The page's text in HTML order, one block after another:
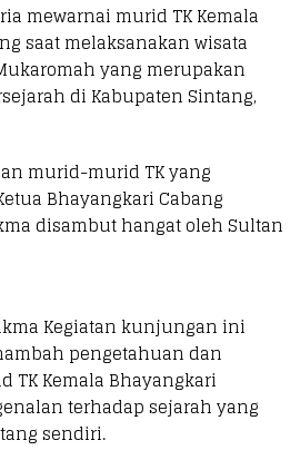
mewarnai murid TK Kemala
saat melaksanakan wisata
yang merupakan
di Kabupaten Sintang,
murid-murid TK yang
Bhayangkari Cabang
disambut hangat oleh Sultan
Kegiatan kunjungan ini
pengetahuan dan
TK Kemala Bhayangkari
terhadap sejarah yang
sendiri.